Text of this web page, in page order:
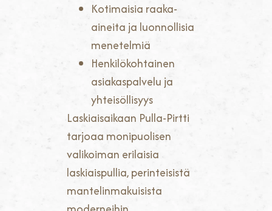
Kotimaisia raaka-
aineita ja luonnollisia
menetelmiä
Henkilökohtainen
asiakaspalvelu ja
yhteisöllisyys
Laskiaisaikaan Pulla-Pirtti
tarjoaa monipuolisen
valikoiman erilaisia
laskiaispullia, perinteisistä
mantelinmakuisista